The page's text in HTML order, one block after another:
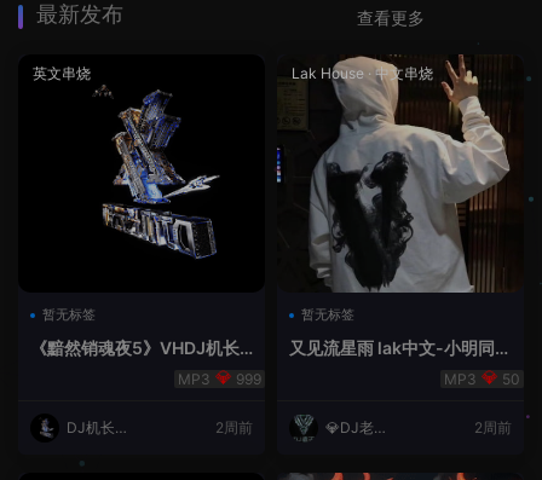
最新发布
英文串烧
暂无标签
《黯然销魂夜5》VHDJ机长
999
DJ机长云
2周前
Lak House · 中文串烧
暂无标签
又见流星雨 lak中文-小明同学
50
💎DJ老王
2周前
查看更多